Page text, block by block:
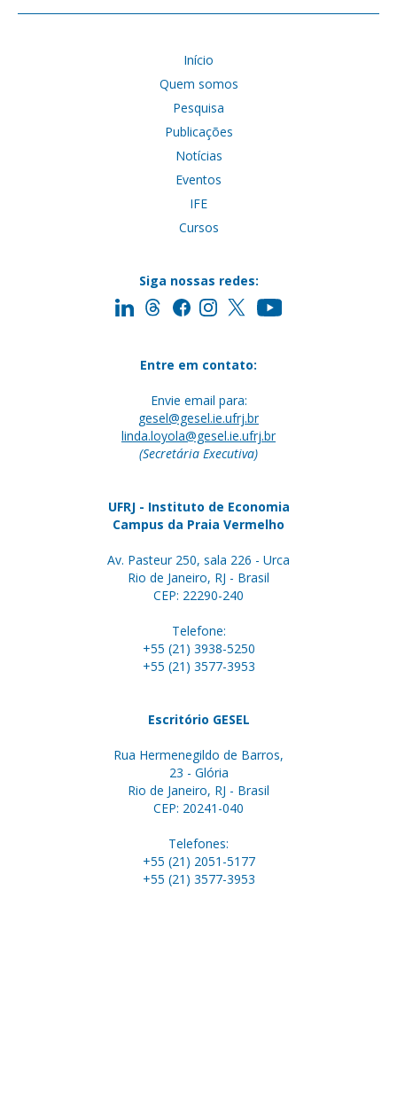
Início
Quem somos
Pesquisa
Publicações
Notícias
Eventos
IFE
Cursos
Siga nossas redes:
Entre em contato:
Envie email para:
gesel@gesel.ie.ufrj.br
linda.loyola@gesel.ie.ufrj.br
(Secretária Executiva)
UFRJ - Instituto de Economia
Campus da Praia Vermelho
Av. Pasteur 250, sala 226 - Urca
Rio de Janeiro, RJ - Brasil
CEP: 22290-240
Telefone:
+55 (21) 3938-5250
+55 (21) 3577-3953
Escritório GESEL
Rua Hermenegildo de Barros,
23 - Glória
Rio de Janeiro, RJ - Brasil
CEP: 20241-040
Telefones:
+55 (21) 2051-5177
+55 (21) 3577-3953